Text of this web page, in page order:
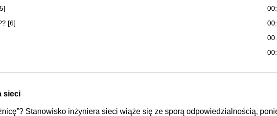
[6]
publiczny adres IP? [11]
jest autoryzacja? [12]
sieci
Stanowisko inżyniera sieci wiąże się ze sporą odpowiedzialnością,